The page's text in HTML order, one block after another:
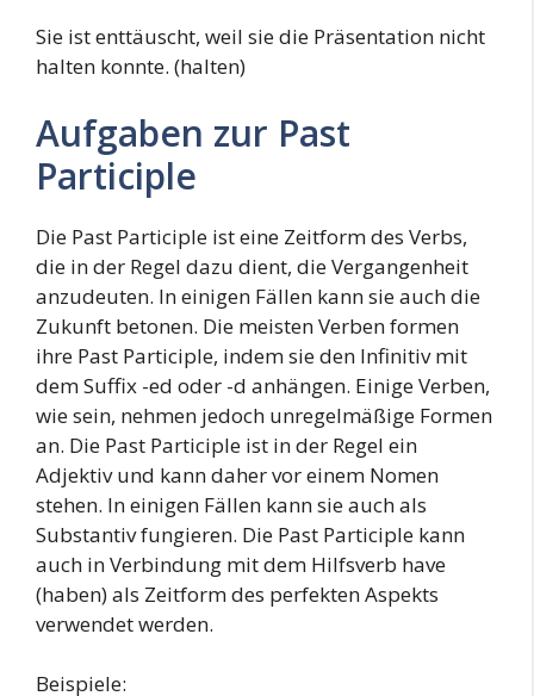
Sie ist enttäuscht, weil sie die Präsentation nicht
halten konnte. (halten)
Aufgaben zur Past
Participle
Die Past Participle ist eine Zeitform des Verbs,
die in der Regel dazu dient, die Vergangenheit
anzudeuten. In einigen Fällen kann sie auch die
Zukunft betonen. Die meisten Verben formen
ihre Past Participle, indem sie den Infinitiv mit
dem Suffix -ed oder -d anhängen. Einige Verben,
wie sein, nehmen jedoch unregelmäßige Formen
an. Die Past Participle ist in der Regel ein
Adjektiv und kann daher vor einem Nomen
stehen. In einigen Fällen kann sie auch als
Substantiv fungieren. Die Past Participle kann
auch in Verbindung mit dem Hilfsverb have
(haben) als Zeitform des perfekten Aspekts
verwendet werden.
Beispiele: